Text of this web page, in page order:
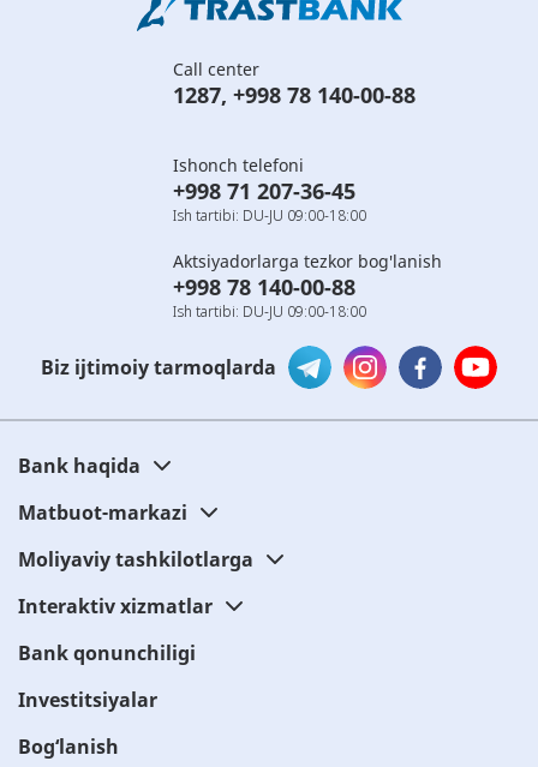
Call center
1287, +998 78 140-00-88
Ishonch telefoni
+998 71 207-36-45
Ish tartibi: DU-JU 09:00-18:00
Aktsiyadorlarga tezkor bog'lanish
+998 78 140-00-88
Ish tartibi: DU-JU 09:00-18:00
Biz ijtimoiy tarmoqlarda
Bank haqida
Matbuot-markazi
Moliyaviy tashkilotlarga
Interaktiv xizmatlar
Bank qonunchiligi
Investitsiyalar
Bog‘lanish